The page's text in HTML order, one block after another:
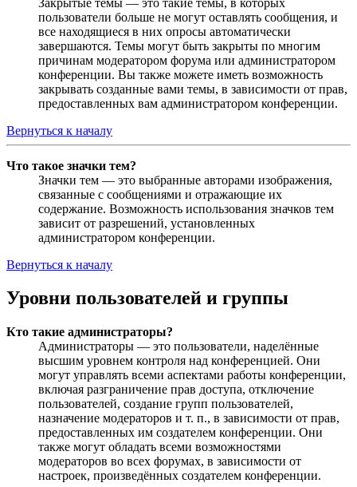
пользователи больше не могут оставлять сообщения, и
все находящиеся в них опросы автоматически
завершаются. Темы могут быть закрыты по многим
причинам модератором форума или администратором
конференции. Вы также можете иметь возможность
закрывать созданные вами темы, в зависимости от прав,
предоставленных вам администратором конференции.
Вернуться к началу
Что такое значки тем?
Значки тем — это выбранные авторами изображения,
связанные с сообщениями и отражающие их
содержание. Возможность использования значков тем
зависит от разрешений, установленных
администратором конференции.
Вернуться к началу
Уровни пользователей и группы
Кто такие администраторы?
Администраторы — это пользователи, наделённые
высшим уровнем контроля над конференцией. Они
могут управлять всеми аспектами работы конференции,
включая разграничение прав доступа, отключение
пользователей, создание групп пользователей,
назначение модераторов и т. п., в зависимости от прав,
предоставленных им создателем конференции. Они
также могут обладать всеми возможностями
модераторов во всех форумах, в зависимости от
настроек, произведённых создателем конференции.